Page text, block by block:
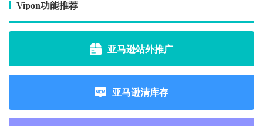
Vipon功能推荐
亚马逊站外推广
亚马逊清库存